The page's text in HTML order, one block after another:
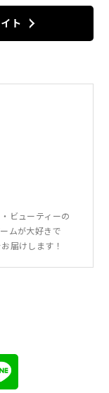
ト
ビューティーの
ムが大好きで
届けします！